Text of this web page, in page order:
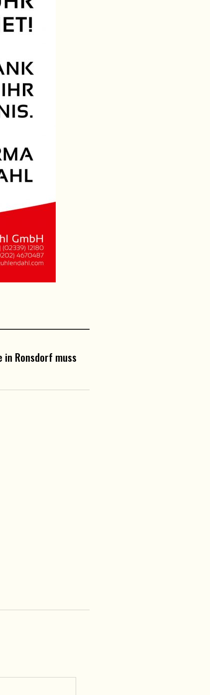
in Ronsdorf muss